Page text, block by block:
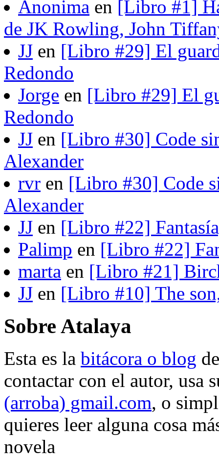
Anonima en [Libro #1]
de JK Rowling, John
JJ en [Libro #29] El
Redondo
Jorge en [Libro #29] El
Redondo
JJ en [Libro #30] Code
Alexander
rvr en [Libro #30] Code
Alexander
JJ en [Libro #22]
Palimp en [Libro #22]
marta en [Libro #21]
JJ en [Libro #10] The
Sobre Atalaya
Esta es la bitácora o blog
contactar con el autor, usa
(arroba) gmail.com, o
quieres leer alguna cosa
novela